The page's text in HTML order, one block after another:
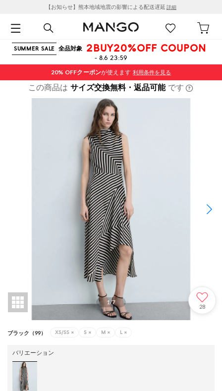
【お知らせ】熊本地域地震の影響による配送遅延 詳細
SUMMER SALE 全品対象 2BUY20%OFF COUPON
- 8.6 23:59
20% OFFクーポンが使えます 利用条件を見る
この商品は サイズ交換無料・返品可能 です
1/7
28
ブラック（99） XS/SS × S × M × L ×
バリエーション